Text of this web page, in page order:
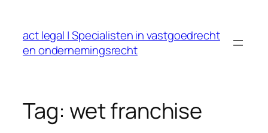
inhoud
act legal | Specialisten in vastgoedrecht
en ondernemingsrecht
Tag: wet franchise